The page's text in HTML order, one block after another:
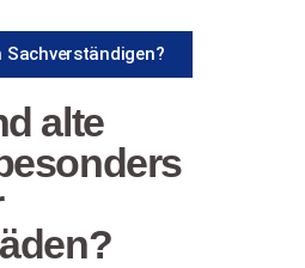
Sachverständigen?
alte